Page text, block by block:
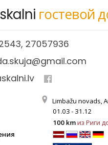
гостевой
, 27057936
Limbažu novads,
01.03 - 31.12
100 kmиз Риги